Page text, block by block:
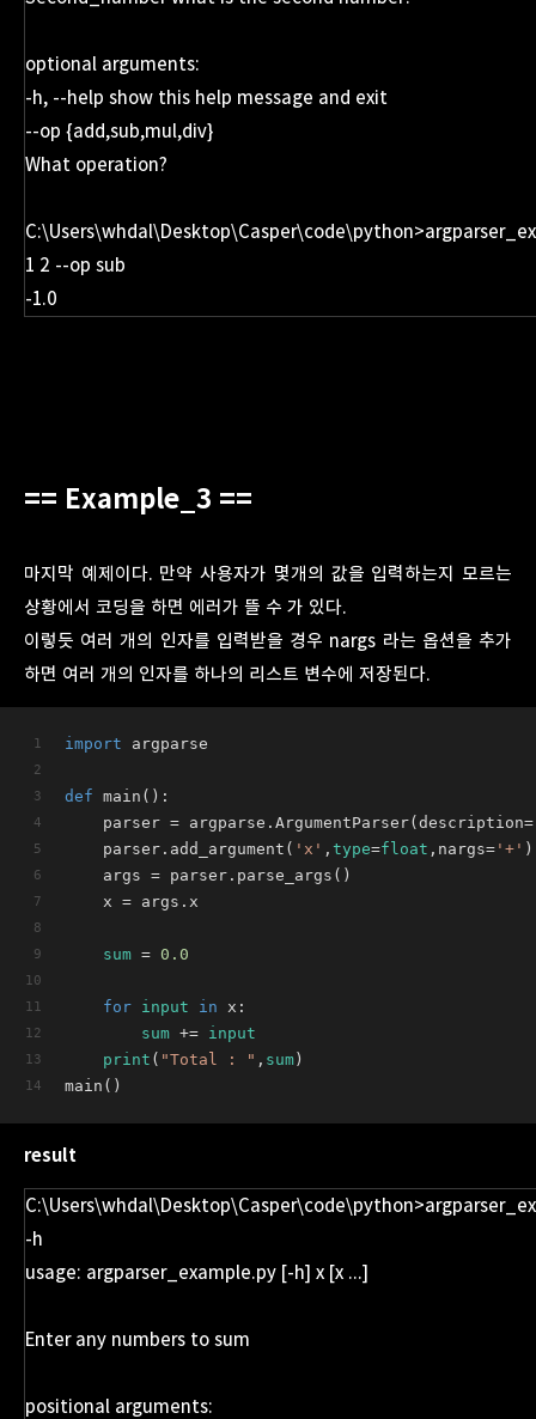
optional arguments:
-h, --help show this help message and exit
--op {add,sub,mul,div}
What operation?
1 2 --op sub
-1.0
== Example_3 ==
마지막 예제이다. 만약 사용자가 몇개의 값을 입력하는지 모르는
상황에서 코딩을 하면 에러가 뜰 수 가 있다.
이렇듯 여러 개의 인자를 입력받을 경우 nargs 라는 옵션을 추가
하면 여러 개의 인자를 하나의 리스트 변수에 저장된다.
import argparse
def main ():
	parser = argparse.ArgumentParser(description=
	parser.add_argument(
'x' , type=float ,nargs= '+' )
	args = parser.parse_args()
	x = args.x
sum = 0.0
for input in x:
sum += input
print ( "Total : " , sum )
main()
result
-h
usage: argparser_example.py [-h] x [x ...]
Enter any numbers to sum
positional arguments: